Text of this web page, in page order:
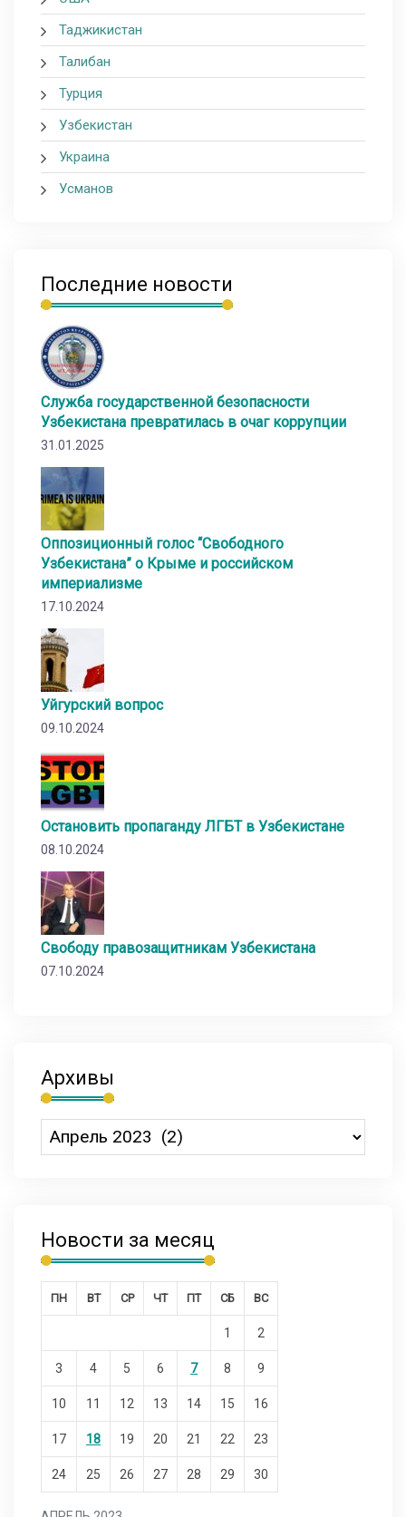
Таджикистан
Талибан
Турция
Узбекистан
Украина
Усманов
Последние новости
Служба государственной безопасности
Узбекистана превратилась в очаг коррупции
31.01.2025
Оппозиционный голос “Свободного
Узбекистана” о Крыме и российском
империализме
17.10.2024
Уйгурский вопрос
09.10.2024
Остановить пропаганду ЛГБТ в Узбекистане
08.10.2024
Свободу правозащитникам Узбекистана
07.10.2024
Архивы
Новости за месяц
ПН ВТ СР ЧТ ПТ СБ ВС
1 2
3 4 5 6 7 8 9
10 11 12 13 14 15 16
17 18 19 20 21 22 23
24 25 26 27 28 29 30